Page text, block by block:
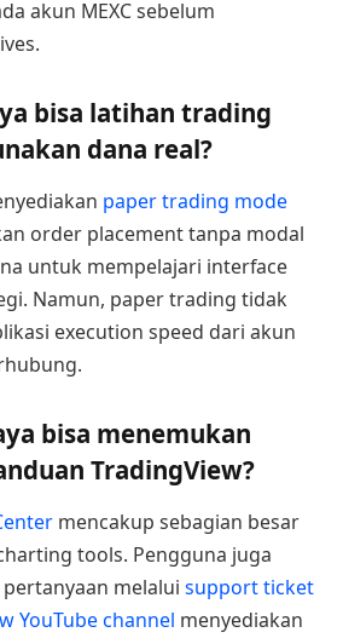
akun MEXC sebelum
bisa latihan trading
dana real?
paper trading mode
order placement tanpa modal
untuk mempelajari interface
Namun, paper trading tidak
execution speed dari akun
bisa menemukan
TradingView?
mencakup sebagian besar
tools. Pengguna juga
melalui support ticket
YouTube channel menyediakan